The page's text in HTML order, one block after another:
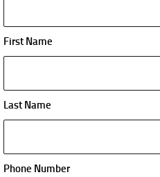
First Name
Last Name
Phone Number